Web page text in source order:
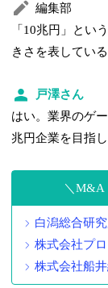
編集部
「10兆円」とい
きさを表している
戸澤さん
はい。業界のゲ
兆円企業を目指し
M&A
白潟総合研
株式会社プ
株式会社船